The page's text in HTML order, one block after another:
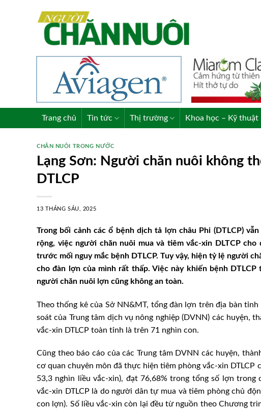
Trang chủ Tin tức Thị trường Khoa học – Kỹ thuật
CHĂN NUÔI TRONG NƯỚC
Lạng Sơn: Người chăn nuôi không
DTLCP
13 THÁNG SÁU, 2025
Trong bối cảnh các ổ bệnh dịch tả lợn châu Phi (DTLCP)
rộng, việc người chăn nuôi mua và tiêm vắc-xin DLTCP
trước mối nguy mắc bệnh DTLCP. Tuy vậy, hiện tỷ lệ người
cho đàn lợn của mình rất thấp. Việc này khiến bệnh
người chăn nuôi lợn cũng không an toàn.
Theo thống kê của Sở NN&MT, tổng đàn lợn trên địa bàn
soát của Trung tâm dịch vụ nông nghiệp (DVNN) các huyện,
vắc-xin DTLCP toàn tỉnh là trên 71 nghìn con.
Cũng theo báo cáo của các Trung tâm DVNN các huyện,
cơ quan chuyên môn đã thực hiện tiêm phòng vắc-xin
53,3 nghìn liều vắc-xin), đạt 76,68% trong tổng số lợn trong
vắc-xin DTLCP là do người dân tự mua và tiêm phòng chủ
con lợn). Số liều vắc-xin còn lại đều từ nguồn theo Chương